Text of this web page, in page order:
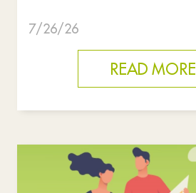
7/26/26
READ MORE